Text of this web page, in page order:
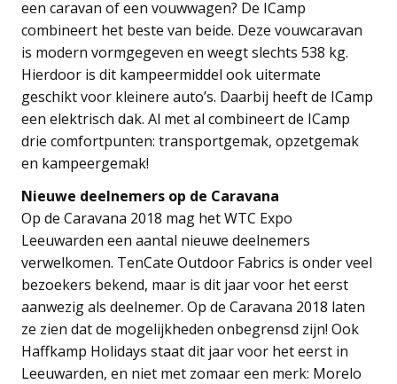
een caravan of een vouwwagen? De ICamp
combineert het beste van beide. Deze vouwcaravan
is modern vormgegeven en weegt slechts 538 kg.
Hierdoor is dit kampeermiddel ook uitermate
geschikt voor kleinere auto’s. Daarbij heeft de ICamp
een elektrisch dak. Al met al combineert de ICamp
drie comfortpunten: transportgemak, opzetgemak
en kampeergemak!
Nieuwe deelnemers op de Caravana
Op de Caravana 2018 mag het WTC Expo
Leeuwarden een aantal nieuwe deelnemers
verwelkomen. TenCate Outdoor Fabrics is onder veel
bezoekers bekend, maar is dit jaar voor het eerst
aanwezig als deelnemer. Op de Caravana 2018 laten
ze zien dat de mogelijkheden onbegrensd zijn! Ook
Haffkamp Holidays staat dit jaar voor het eerst in
Leeuwarden, en niet met zomaar een merk: Morelo